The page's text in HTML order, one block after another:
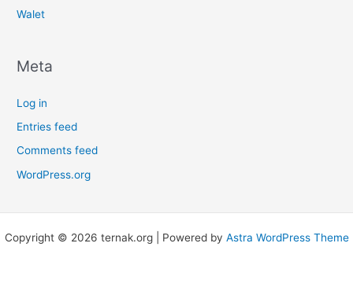
Walet
Meta
Log in
Entries feed
Comments feed
WordPress.org
Copyright © 2026 ternak.org | Powered by Astra WordPress Theme